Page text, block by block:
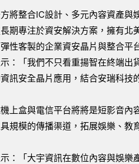
將整合IC設計、多元內容資產與
期專注於資安解決方案，擁有
性客製的企業資安晶片與整合平
：「我們不只看重揚智在終端
訊安全晶片應用，結合安瑞科
上盒與電信平台將將是短影音
規模的傳播渠道，拓展娛樂、教
：「大宇資訊在數位內容與娛